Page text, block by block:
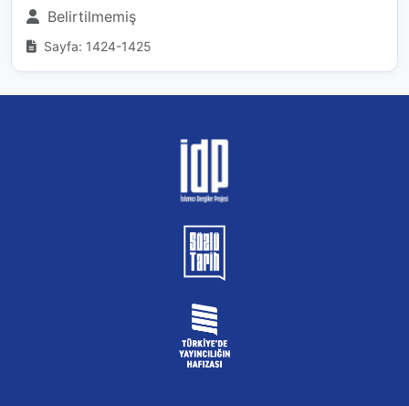
Belirtilmemiş
Sayfa: 1424-1425